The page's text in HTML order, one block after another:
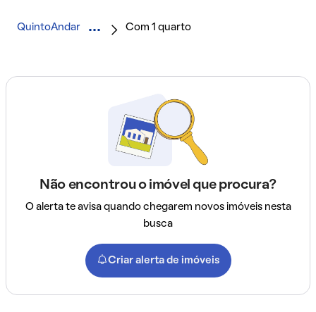
QuintoAndar Com 1 quarto
Não encontrou o imóvel que procura?
O alerta te avisa quando chegarem novos imóveis nesta
busca
Criar alerta de imóveis